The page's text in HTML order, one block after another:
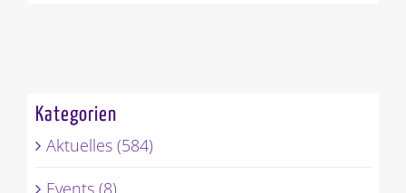
Kategorien
Aktuelles (584)
Events (8)